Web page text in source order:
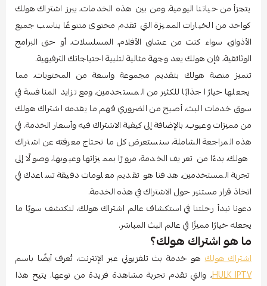
يتجزأ من حياتنا اليومية. ومن بين هذه الخدمات، يبرز اشتراك هولك
كواحد من الخيارات المميزة التي تقدم محتوى متنوعًا يناسب جميع
الأذواق. سواء كنت من عشاق الأفلام، المسلسلات، أو حتى البرامج
الوثائقية، فإن هولك يعد وجهة مثالية لتلبية احتياجاتك الترفيهية.
تتميز منصة هولك بتقديم مجموعة واسعة من المحتويات، مما
يجعلها خيارًا جذابًا للكثير من المستخدمين. ومع تزايد المنافسة في
سوق خدمات البث، أصبح من الضروري فهم ما يقدمه اشتراك هولك
من مميزات وعيوب، بالإضافة إلى كيفية الاشتراك فيه وأسعار الخدمة. في
هذه المراجعة الشاملة، سنستعرض كل ما تحتاج معرفته عن اشتراك
هولك، بدءًا من تعريف الخدمة، مرورًا بمميزاتها وعيوبها، وصولًا إلى
تجربة المستخدمين. هدفنا هو تقديم معلومات دقيقة تساعدك في
اتخاذ قرار مستنير حول الاشتراك في هذه الخدمة.
دعونا نبدأ رحلتنا في استكشاف عالم اشتراك هولك، لنكتشف سويًا ما
يجعله خيارًا مميزًا في عالم البث المباشر.
ما هو اشتراك هولك؟
اشتراك هولكهو خدمة بث تلفزيوني عبر الإنترنت، تُعرف أيضًا باسم
HULK IPTV، والتي تقدم تجربة مشاهدة فريدة من نوعها. يتيح هذا